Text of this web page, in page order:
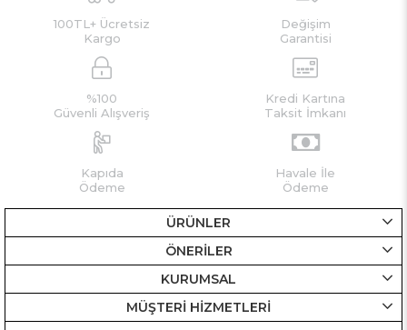
100TL+ Ücretsiz
Kargo
Değişim
Garantisi
%100
Güvenli Alışveriş
Kredi Kartına
Taksit İmkanı
Kapıda
Ödeme
Havale İle
Ödeme
ÜRÜNLER
ÖNERİLER
KURUMSAL
MÜŞTERİ HİZMETLERİ